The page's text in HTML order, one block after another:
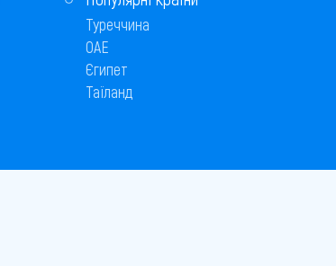
Туреччина
ОАЕ
Єгипет
Таїланд